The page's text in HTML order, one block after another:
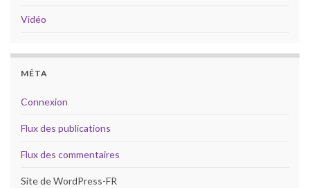
Vidéo
MÉTA
Connexion
Flux des publications
Flux des commentaires
Site de WordPress-FR